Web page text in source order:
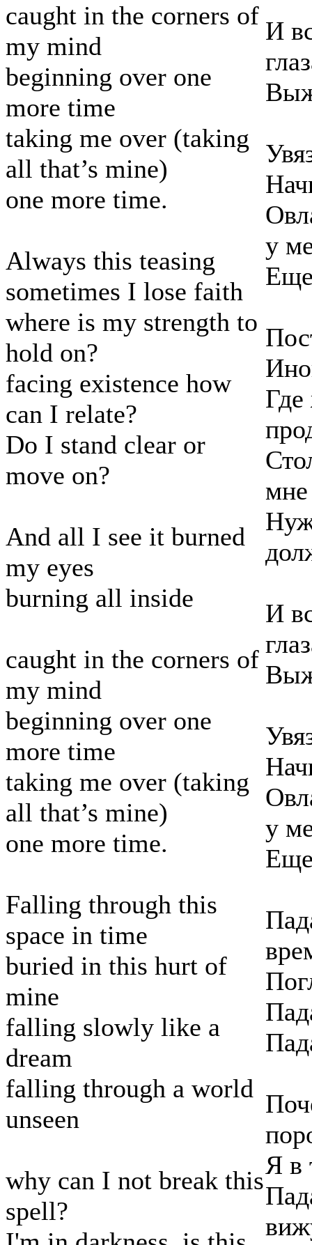
caught in the corners of
my mind
beginning over one
more time
taking me over (taking
all that’s mine)
one more time.
Always this teasing
sometimes I lose faith
where is my strength to
hold on?
facing existence how
can I relate?
Do I stand clear or
move on?
And all I see it burned
my eyes
burning all inside
caught in the corners of
my mind
beginning over one
more time
taking me over (taking
all that’s mine)
one more time.
Falling through this
space in time
buried in this hurt of
mine
falling slowly like a
dream
falling through a world
unseen
why can I not break this
spell?
И
у
Где
мне
И
у
Я в